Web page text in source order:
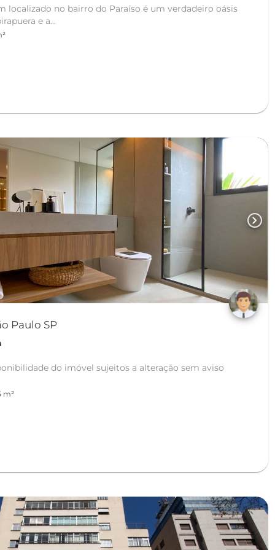
localizado no bairro do Paraíso é um verdadeiro oásis
e a...
chevron_right
Paulo SP
do imóvel sujeitos a alteração sem aviso
m²